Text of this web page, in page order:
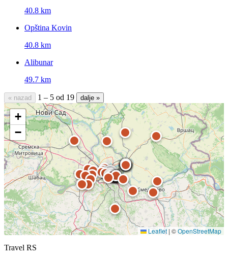
40.8 km
Opština Kovin
40.8 km
Alibunar
49.7 km
« nazad 1 – 5 od 19 dalje »
+
−
Leaflet | ©OpenStreetMap
Travel RS